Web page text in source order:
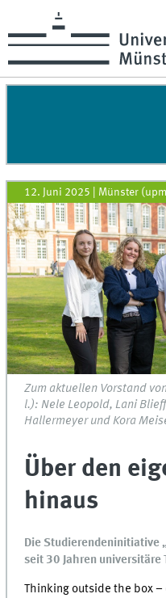
12. Juni 2025 Münster
Zum aktuellen Vorstand
l.): Nele Leopold, Lani
Hallermeyer und Kora
Über den
hinaus
Die Studierendeninitiative
seit 30 Jahren
Thinking outside the box